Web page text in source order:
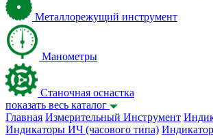
Металлорежущий инструмент
Манометры
Станочная оснастка
показать весь каталог
Главная Измерительный Инструмент
Индикаторы ИЧ (часового типа)